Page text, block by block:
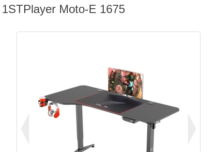
1STPlayer Moto-E 1675